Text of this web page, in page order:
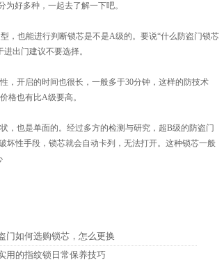
好多种，一起去了解一下吧。
，也能进行判断锁芯是不是A级的。要说“什么防盗门锁芯
出门建议不要选择。
，开启的时间也很长，一般多于30分钟，这样的防技术
格也有比A级要高。
，也是单面的。经过多方的检测与研究，超B级的防盗门
坏性手段，锁芯就会自动卡列，无法打开。这种锁芯一般
门如何选购锁芯，怎么更换
用的指纹锁日常保养技巧